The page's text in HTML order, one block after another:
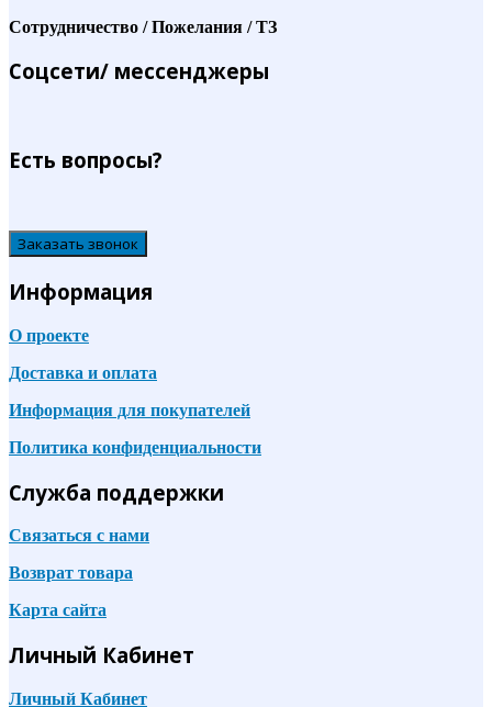
Сотрудничество / Пожелания / ТЗ
Соцсети/ мессенджеры
Есть вопросы?
Заказать звонок
Информация
О проекте
Доставка и оплата
Информация для покупателей
Политика конфиденциальности
Служба поддержки
Связаться с нами
Возврат товара
Карта сайта
Личный Кабинет
Личный Кабинет